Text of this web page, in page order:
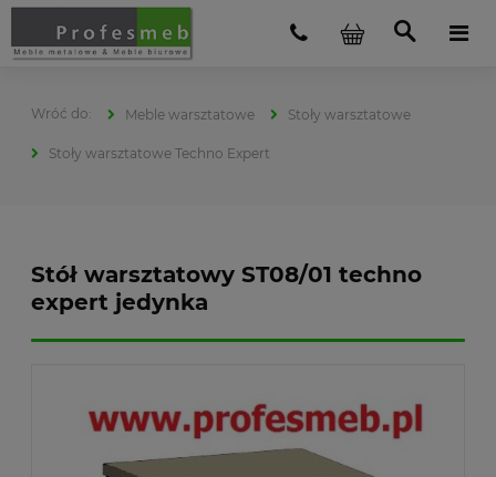
Meble warsztatowe Stoły warsztatowe
Stoły warsztatowe Techno Expert
Stół warsztatowy ST08/01 techno
expert jedynka